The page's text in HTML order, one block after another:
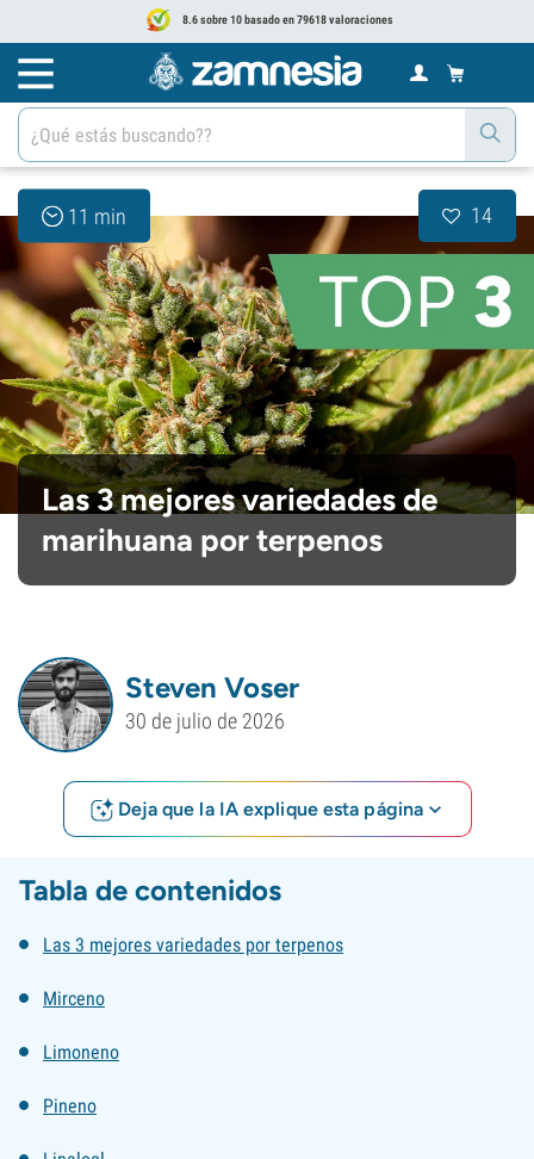
8.6 sobre 10 basado en 79618 valoraciones
11 min 14
Las 3 mejores variedades de
marihuana por terpenos
Steven Voser
30 de julio de 2026
Deja que la IA explique esta página
Tabla de contenidos
Las 3 mejores variedades por terpenos
Mirceno
Limoneno
Pineno